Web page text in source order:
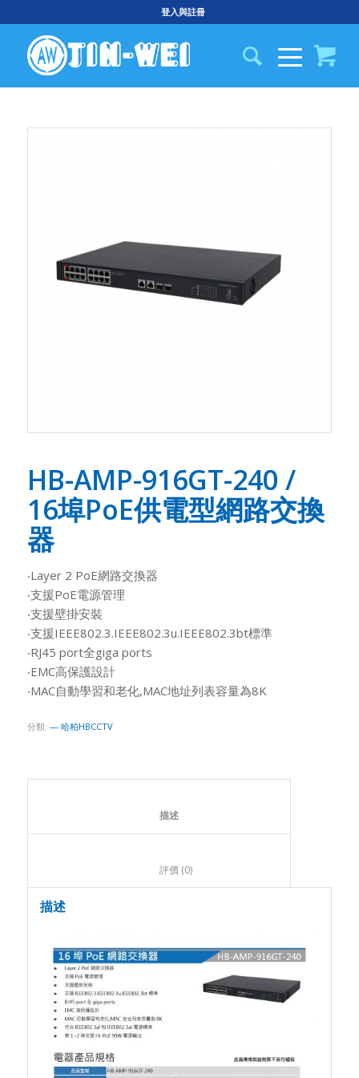
登入與註冊
HB-AMP-916GT-240 /
16埠PoE供電型網路交換
器
‧Layer 2 PoE網路交換器
‧支援PoE電源管理
‧支援壁掛安裝
‧支援IEEE802.3.IEEE802.3u.IEEE802.3bt標準
‧RJ45 port全giga ports
‧EMC高保護設計
‧MAC自動學習和老化,MAC地址列表容量為8K
分類: — 哈柏HBCCTV
						描述
						評價 (0)
描述